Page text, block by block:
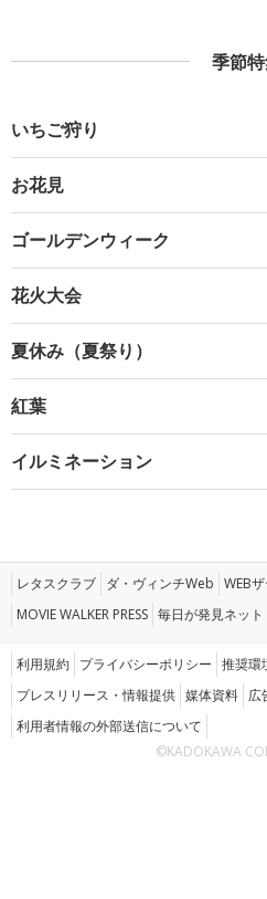
季節
いちご狩り
お花見
ゴールデンウィーク
花火大会
夏休み（夏祭り）
紅葉
イルミネーション
レタスクラブ ダ・ヴィンチWeb WEB
MOVIE WALKER PRESS 毎日が発見ネット
利用規約 プライバシーポリシー 推奨環
プレスリリース・情報提供 媒体資料 広
利用者情報の外部送信について
©KADOKAWA